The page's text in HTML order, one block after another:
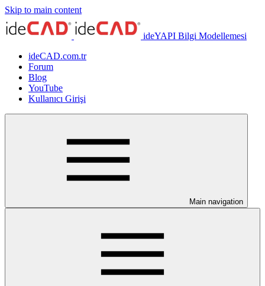
Skip to main content
ideYAPI Bilgi Modellemesi
ideCAD.com.tr
Forum
Blog
YouTube
Kullanıcı Girişi
Main navigation